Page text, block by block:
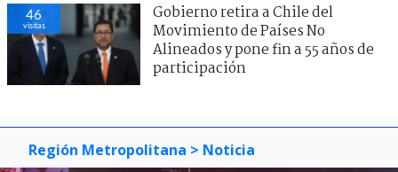
48
visitas
Gobierno retira a Chile del
Movimiento de Países No
Alineados y pone fin a 55 años de
participación
Región Metropolitana > Noticia